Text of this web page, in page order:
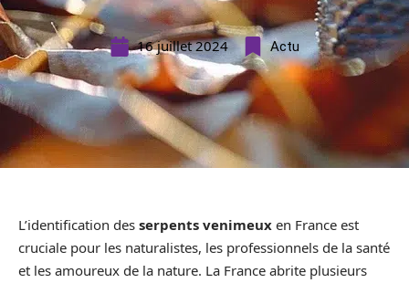
16 juillet 2024 Actu
L’identification des serpents venimeux en France est
cruciale pour les naturalistes, les professionnels de la santé
et les amoureux de la nature. La France abrite plusieurs